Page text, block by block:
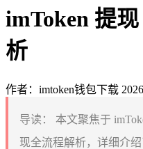
imToken 提
析
作者：imtoken钱包下载
导读：
本文聚焦于
现全流程解析，详细介